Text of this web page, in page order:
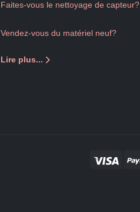
Faites-vous le nettoyage de capteur?
Vendez-vous du matériel neuf?
Lire plus...